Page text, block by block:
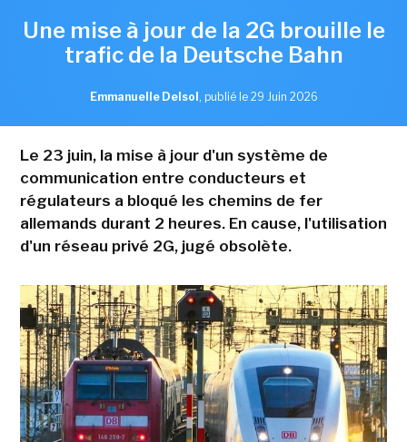
Une mise à jour de la 2G brouille le
trafic de la Deutsche Bahn
Emmanuelle Delsol , publié le 29 Juin 2026
Le 23 juin, la mise à jour d'un système de
communication entre conducteurs et
régulateurs a bloqué les chemins de fer
allemands durant 2 heures. En cause, l'utilisation
d'un réseau privé 2G, jugé obsolète.